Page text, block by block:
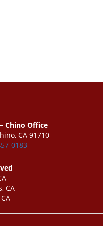
Chino Office
CA 91710
0183
CA